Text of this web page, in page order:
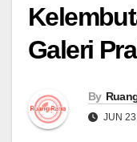
Galeri
By
JUN